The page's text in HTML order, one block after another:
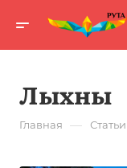
Лыхны
Главная — Статьи